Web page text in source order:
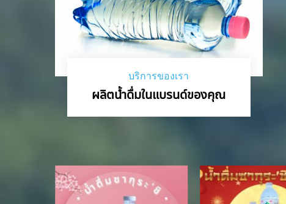
บริการของเรา
ผลิตน้ำดื่มในแบรนด์ของคุณ